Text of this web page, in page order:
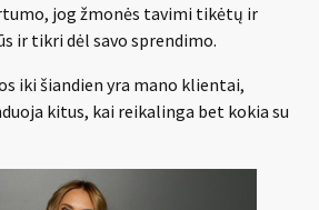
jog žmonės tavimi tikėtų ir
ir tikri dėl savo sprendimo.
iki šiandien yra mano klientai,
kitus, kai reikalinga bet kokia su